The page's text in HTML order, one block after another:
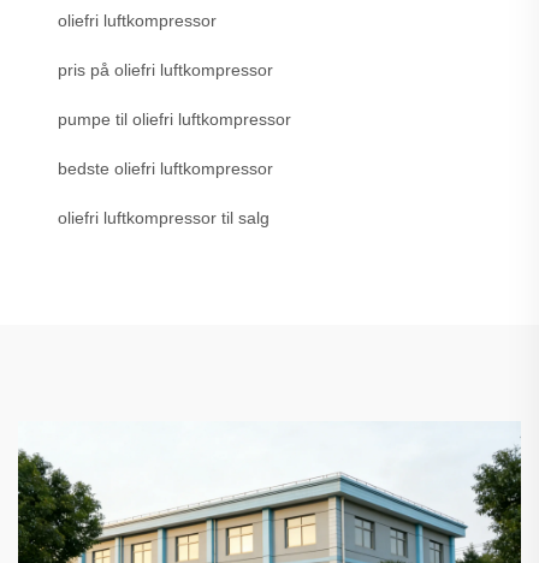
oliefri luftkompressor
pris på oliefri luftkompressor
pumpe til oliefri luftkompressor
bedste oliefri luftkompressor
oliefri luftkompressor til salg